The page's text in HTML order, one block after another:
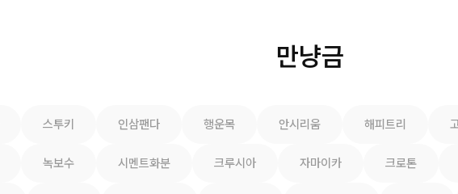
만냥금
스투키 인삼팬다 행운목 안시리움 해피트리
녹보수 시멘트화분 크루시아 자마이카 크로톤